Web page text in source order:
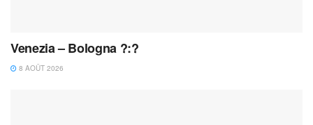
Venezia – Bologna ?:?
8 AOÛT 2026